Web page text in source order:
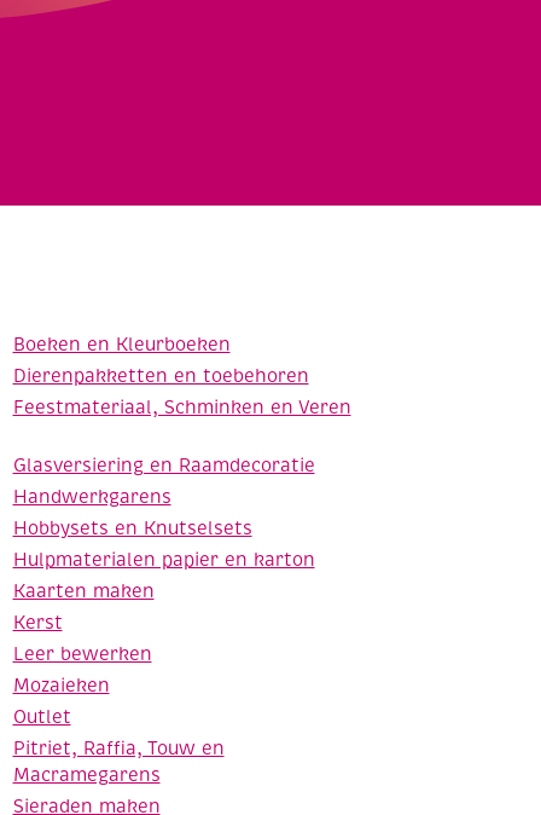
Boeken en Kleurboeken
Dierenpakketten en toebehoren
Feestmateriaal, Schminken en Veren
Glasversiering en Raamdecoratie
Handwerkgarens
Hobbysets en Knutselsets
Hulpmaterialen papier en karton
Kaarten maken
Kerst
Leer bewerken
Mozaieken
Outlet
Pitriet, Raffia, Touw en
Macramegarens
Sieraden maken